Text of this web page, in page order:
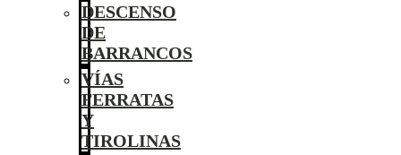
DESCENSO
DE
BARRANCOS
VÍAS
FERRATAS
Y
TIROLINAS